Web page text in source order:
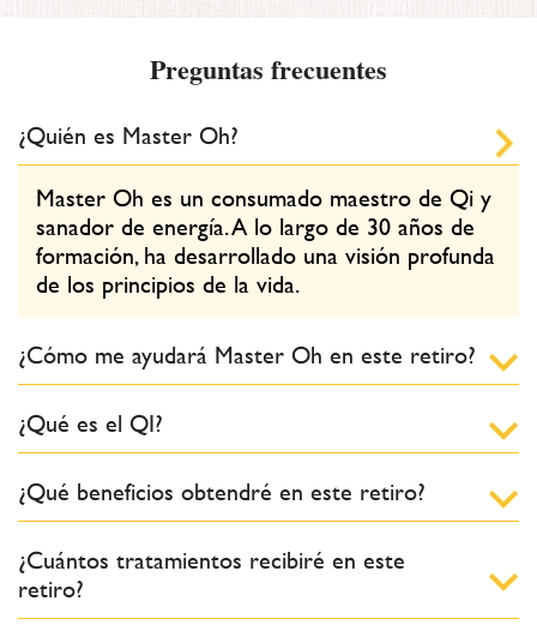
Preguntas frecuentes
¿Quién es Master Oh?
Master Oh es un consumado maestro de Qi y
sanador de energía. A lo largo de 30 años de
formación, ha desarrollado una visión profunda
de los principios de la vida.
¿Cómo me ayudará Master Oh en este retiro?
¿Qué es el QI?
¿Qué beneficios obtendré en este retiro?
¿Cuántos tratamientos recibiré en este
retiro?